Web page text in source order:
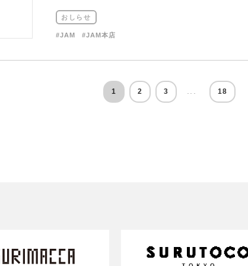
おしらせ
#JAM #JAM本店
1 2 3 18